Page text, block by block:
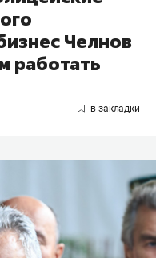
Челнов
работать